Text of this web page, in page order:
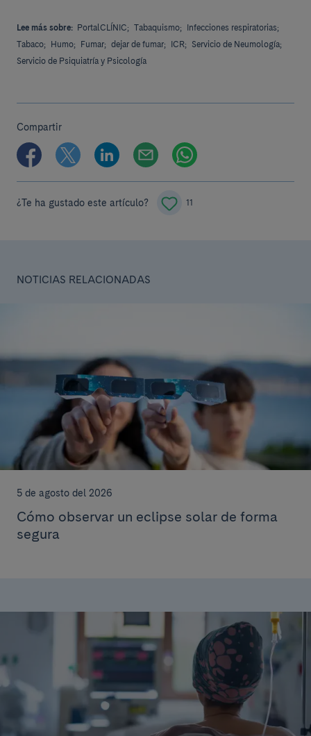
Lee más sobre: PortalCLÍNIC; Tabaquismo;
Infecciones respiratorias;
Tabaco;
Humo; Fumar; dejar de fumar; ICR;
Servicio de Neumología;
Servicio de Psiquiatría y Psicología
Compartir
¿Te ha gustado este artículo? 11
NOTICIAS RELACIONADAS
5 de agosto del 2026
Cómo observar un eclipse solar de forma
segura